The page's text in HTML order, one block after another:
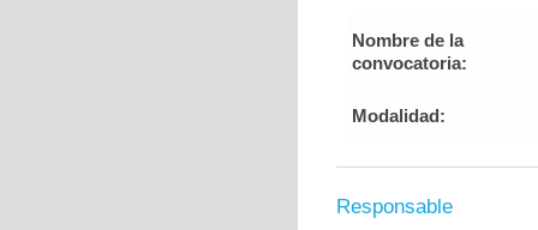
Nombre de la
convocatoria:
Modalidad:
Responsable